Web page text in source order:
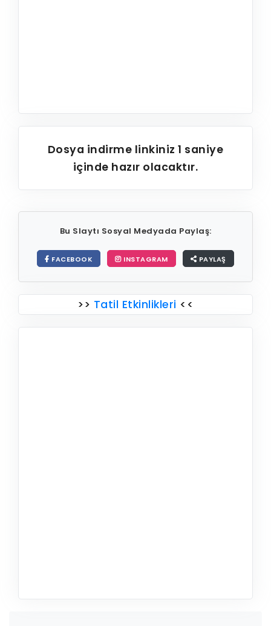
Dosya indirme linkiniz1 saniye
içinde hazır olacaktır.
Bu Slaytı Sosyal Medyada Paylaş:
FACEBOOK INSTAGRAM PAYLAŞ
>> Tatil Etkinlikleri <<